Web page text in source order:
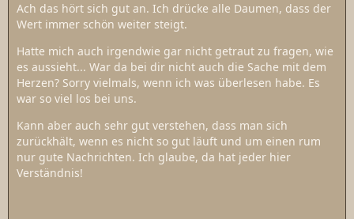
Ach das hört sich gut an. Ich drücke alle Daumen, dass der
Wert immer schön weiter steigt.
Hatte mich auch irgendwie gar nicht getraut zu fragen, wie
es aussieht... War da bei dir nicht auch die Sache mit dem
Herzen? Sorry vielmals, wenn ich was überlesen habe. Es
war so viel los bei uns.
Kann aber auch sehr gut verstehen, dass man sich
zurückhält, wenn es nicht so gut läuft und um einen rum
nur gute Nachrichten. Ich glaube, da hat jeder hier
Verständnis!